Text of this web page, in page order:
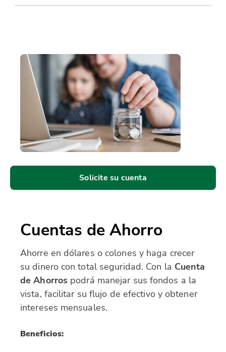
Cuentas de Ahorro
Ahorre en dólares o colones y haga crecer
su dinero con total seguridad. Con la Cuenta
de Ahorros podrá manejar sus fondos a la
vista, facilitar su flujo de efectivo y obtener
intereses mensuales.
Beneficios:
Solicite su cuenta